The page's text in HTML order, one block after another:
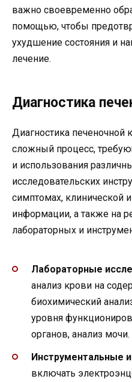
важно своевременно
помощью, чтобы
ухудшение состояния и
лечение.
Диагностика
Диагностика печеночной
сложный процесс,
и использования
исследовательских
симптомах, клинической
информации, а также на
лабораторных и
Лабораторные
анализ крови на
биохимический
уровня
органов, анализ мочи.
Инструментальные
включать